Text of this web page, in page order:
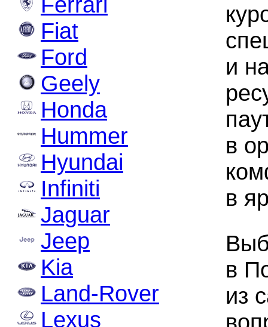
Fiat
Ford
Geely
Honda
Hummer
Hyundai
Infiniti
Jaguar
Jeep
Kia
Land-Rover
Lexus
и
в
в
в
из